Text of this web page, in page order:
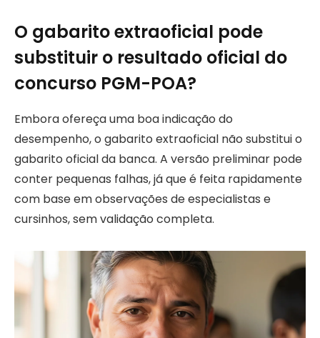
O gabarito extraoficial pode
substituir o resultado oficial do
concurso PGM-POA?
Embora ofereça uma boa indicação do
desempenho, o gabarito extraoficial não substitui o
gabarito oficial da banca. A versão preliminar pode
conter pequenas falhas, já que é feita rapidamente
com base em observações de especialistas e
cursinhos, sem validação completa.